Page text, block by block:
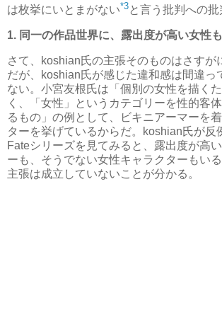
は枚挙にいとまがない*3 と言う批判への批
1. 同一の作品世界に、露出度が高い女性
さて、koshian氏の主張そのものはさすが
だが、koshian氏が感じた違和感は間違っ
ない。 小宮友根氏は「個別の女性を描く
く、「女性」というカテゴリーを性的客
るもの」の例として、ビキニアーマーを
ターを挙げているからだ。koshian氏が反
Fateシリーズを見てみると、露出度が高
ーも、そうでない女性キャラクターもい
主張は成立していないことが分かる。